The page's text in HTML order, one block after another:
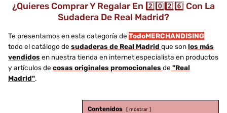
¿Quieres Comprar Y Regalar En 2️⃣0️⃣2️⃣6️⃣ Con La
Sudadera De Real Madrid?
Te presentamos en esta categoría de TodoMERCHANDISING
todo el catálogo de sudaderas de Real Madrid que sonlos más
vendidos en nuestra tienda en internet especialista en productos
y artículos de cosas originales promocionales de "Real
Madrid".
Contenidos mostrar